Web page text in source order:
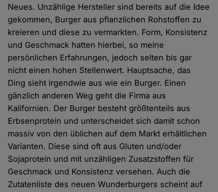
Neues. Unzählige Hersteller sind bereits auf die Idee
gekommen, Burger aus pflanzlichen Rohstoffen zu
kreieren und diese zu vermarkten. Form, Konsistenz
und Geschmack hatten hierbei, so meine
persönlichen Erfahrungen, jedoch selten bis gar
nicht einen hohen Stellenwert. Hauptsache, das
Ding sieht irgendwie aus wie ein Burger. Einen
gänzlich anderen Weg geht die Firma aus
Kalifornien. Der Burger besteht größtenteils aus
Erbsenprotein und unterscheidet sich damit schon
massiv von den üblichen auf dem Markt erhältlichen
Varianten. Diese sind oft aus Gluten und/oder
Sojaprotein und mit unzähligen Zusatzstoffen für
Geschmack und Konsistenz versehen. Auch die
Zutatenliste des neuen Wunderburgers scheint auf